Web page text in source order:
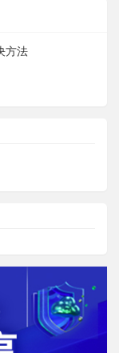
方法